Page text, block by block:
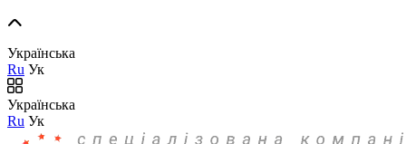
Українська
Ru Ук
Українська
Ru Ук